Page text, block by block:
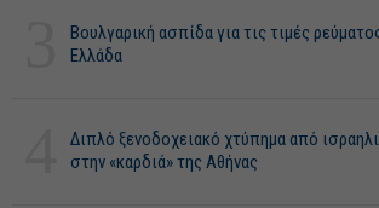
Βουλγαρική ασπίδα για τις τιμές
Ελλάδα
Διπλό ξενοδοχειακό χτύπημα από
στην «καρδιά» της Αθήνας